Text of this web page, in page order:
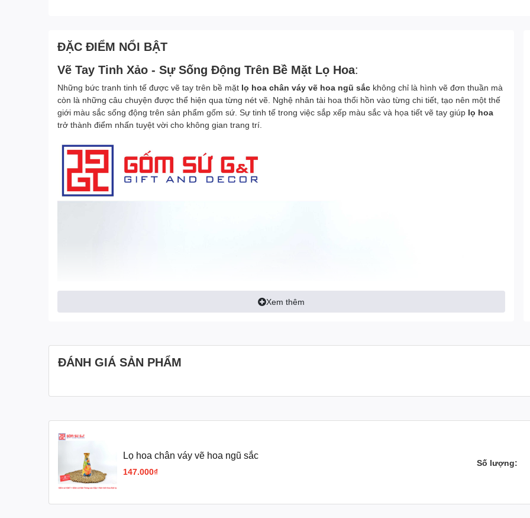
ĐẶC ĐIỂM NỔI BẬT
Vẽ Tay Tinh Xảo - Sự Sống Động Trên Bề Mặt Lọ Hoa:
Những bức tranh tinh tế được vẽ tay trên bề mặt lọ hoa chân váy vẽ hoa ngũ sắc không chỉ là hình vẽ đơn thuần mà
còn là những câu chuyện được thể hiện qua từng nét vẽ. Nghệ nhân tài hoa thổi hồn vào từng chi tiết, tạo nên một thế
giới màu sắc sống động trên sản phẩm gốm sứ. Sự tinh tế trong việc sắp xếp màu sắc và họa tiết vẽ tay giúp lọ hoa
trở thành điểm nhấn tuyệt vời cho không gian trang trí.
Xem thêm
ĐÁNH GIÁ SẢN PHẨM
Lọ hoa chân váy vẽ hoa ngũ sắc
147.000₫
Số lượng: